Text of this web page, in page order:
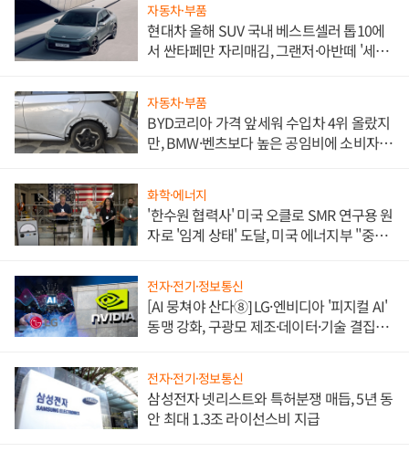
자동차·부품
현대차 올해 SUV 국내 베스트셀러 톱10에
서 싼타페만 자리매김, 그랜저·아반떼 '세단
자동차·부품
BYD코리아 가격 앞세워 수입차 4위 올랐지
만, BMW·벤츠보다 높은 공임비에 소비자
화학·에너지
'한수원 협력사' 미국 오클로 SMR 연구용 원
자로 '임계 상태' 도달, 미국 에너지부 "중요
전자·전기·정보통신
[AI 뭉쳐야 산다⑧] LG·엔비디아 '피지컬 AI'
동맹 강화, 구광모 제조·데이터·기술 결집
전자·전기·정보통신
삼성전자 넷리스트와 특허분쟁 매듭, 5년 동
안 최대 1.3조 라이선스비 지급